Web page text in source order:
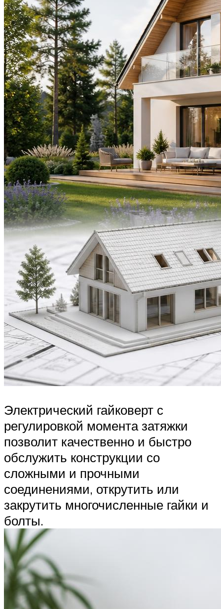
Электрический гайковерт с
регулировкой момента затяжки
позволит качественно и быстро
обслужить конструкции со
сложными и прочными
соединениями, открутить или
закрутить многочисленные гайки и
болты.